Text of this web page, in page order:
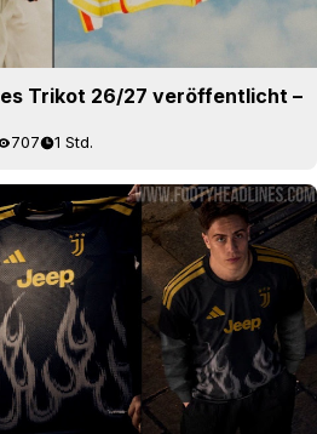
Trikot 26/27 veröffentlicht –
707 1 Std.